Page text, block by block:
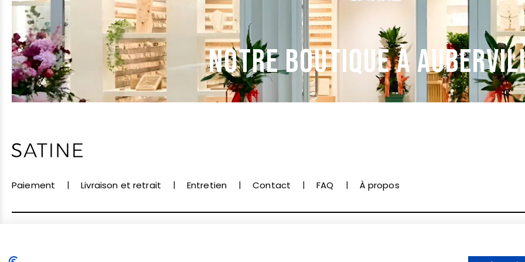
NOTRE BOUTIQUE À
Paiement Livraison et retrait Entretien Contact FAQ À propos